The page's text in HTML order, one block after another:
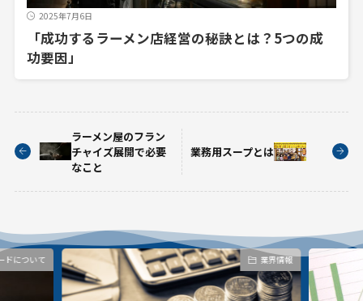
2025年7月6日
「成功するラーメン店経営の秘訣とは？5つの成
功要因」
ラーメン屋のフラン
チャイズ展開で必要
なこと
業務用スープとは
業界情報 業界情報